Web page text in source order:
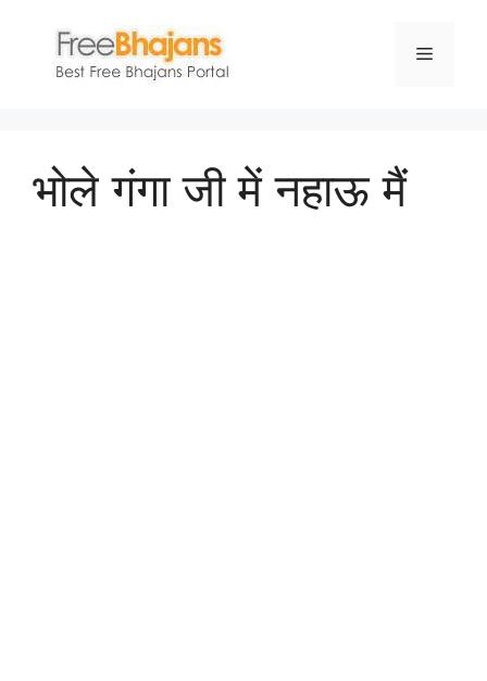
content
Menu
भोले गंगा जी में नहाऊ मैं